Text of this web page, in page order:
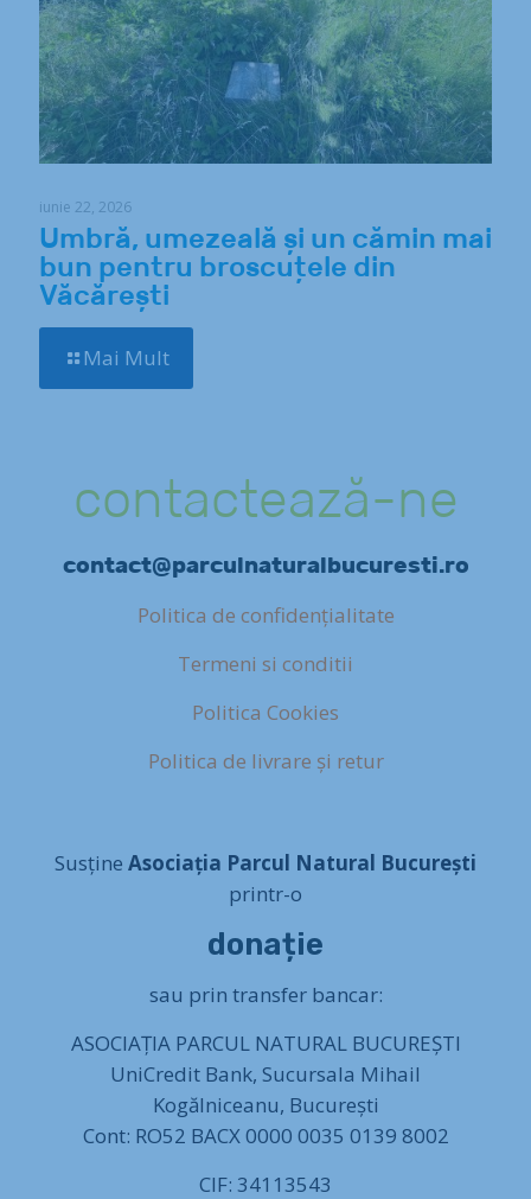
iunie 22, 2026
Umbră, umezeală și un cămin mai
bun pentru broscuțele din
Văcărești
Mai Mult
contactează-ne
contact@parculnaturalbucuresti.ro
Politica de confidențialitate
Termeni si conditii
Politica Cookies
Politica de livrare și retur
Susține Asociația Parcul Natural București
printr-o
donație
sau prin transfer bancar:
ASOCIAȚIA PARCUL NATURAL BUCUREȘTI
UniCredit Bank, Sucursala Mihail
Kogălniceanu, București
Cont: RO52 BACX 0000 0035 0139 8002
CIF: 34113543